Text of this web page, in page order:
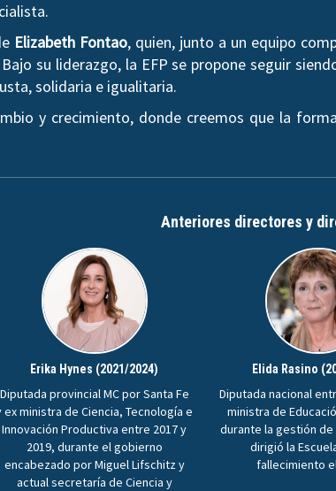
Elizabeth Fontao, quien, junto a un equipo
su liderazgo, la EFP se propone seguir
solidaria e igualitaria.
y crecimiento, donde creemos que la
Anteriores directores y
Erika Hynes (2021/2024)
Diputada provincial MC por Santa Fe
ex ministra de Ciencia, Tecnología e
Innovación Productiva entre 2017 y
2019, durante el gobierno
encabezado por Miguel Lifschitz y
actual secretaría de Ciencia y
Elida Rasino
Diputada nacional
ministra de
durante la gestión de
dirigió la
fallecimiento